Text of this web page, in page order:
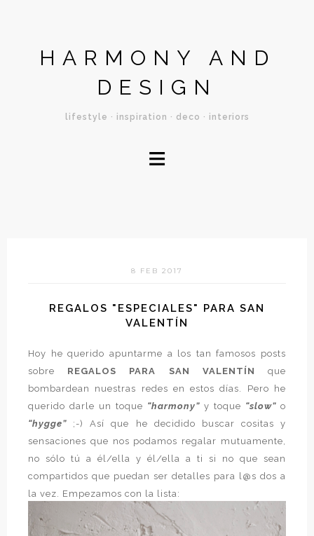
HARMONY AND
DESIGN
lifestyle · inspiration · deco · interiors
≡
8 FEB 2017
REGALOS "ESPECIALES" PARA SAN
VALENTÍN
Hoy he querido apuntarme a los tan famosos posts
sobre REGALOS PARA SAN VALENTÍN
que
bombardean nuestras redes en estos días. Pero he
querido darle un toque “harmony” y toque “slow” o
“hygge” ;-) Así que he decidido buscar cositas y
sensaciones que nos podamos regalar mutuamente,
no sólo tú a él/ella y él/ella a ti si no que sean
compartidos que puedan ser detalles para l@s dos a
la vez. Empezamos con la lista: